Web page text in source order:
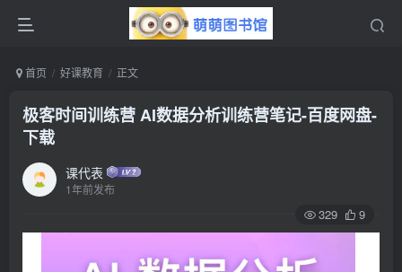
首页 好课教育 正文
极客时间训练营 AI数据分析训练营笔记-百度网盘-
下载
课代表
1年前发布
329 9